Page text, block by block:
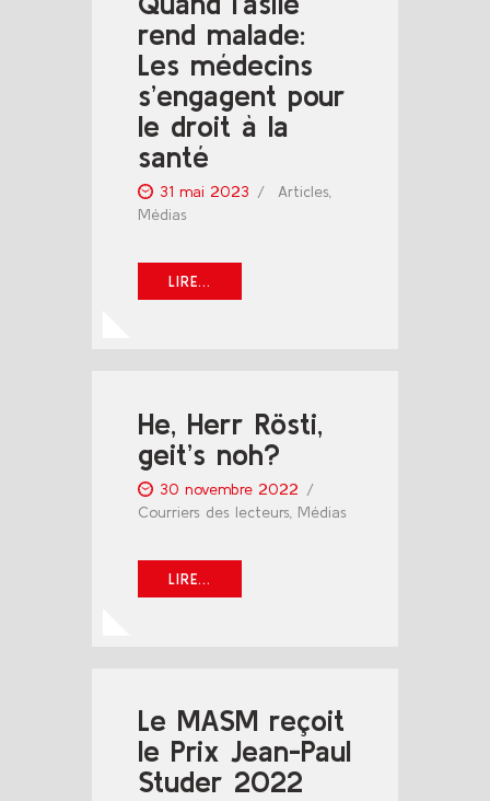
rend malade:
Les médecins
s’engagent pour
le droit à la
santé
31 mai 2023 Articles
Médias
LIRE...
He, Herr Rösti,
geit’s noh?
30 novembre 2022
Courriers des lecteurs Médias
LIRE...
Le MASM reçoit
le Prix Jean-Paul
Studer 2022